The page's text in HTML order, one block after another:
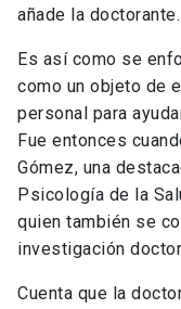
añade la doctorante.
Es así como se
como un objeto de
personal para
Fue entonces
Gómez, una
Psicología de la
quien también se
investigación
Cuenta que la